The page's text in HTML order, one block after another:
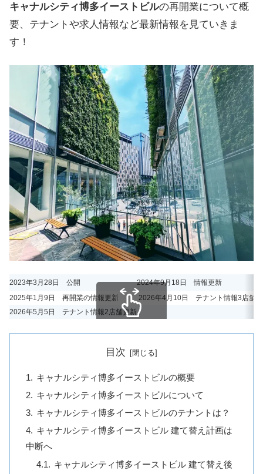
キャナルシティ博多イーストビルの再開業について概
要、テナントや求人情報など最新情報を見ていきま
す！
2023年3月28日 公開
2024年9月18日 情報更新
2025年1月9日 再開業の情報更新
2026年4月10日 テナント情報3店舗
2026年5月5日 テナント情報2店舗更新
目次
キャナルシティ博多イーストビルの概要
キャナルシティ博多イーストビルについて
キャナルシティ博多イーストビルのテナントは？
キャナルシティ博多イーストビル 建て替え計画は
中断へ
キャナルシティ博多イーストビル 建て替え後